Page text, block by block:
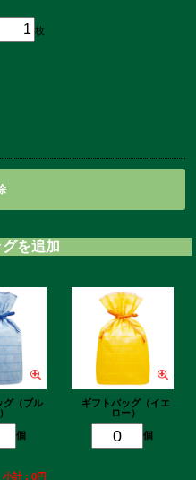
枚
を追加
グ（ブル
個
ギフトバッグ（イエ
ロー）
個
小計 : 0円